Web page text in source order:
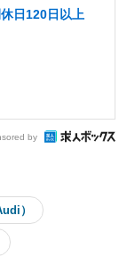
日120日以上
by
）